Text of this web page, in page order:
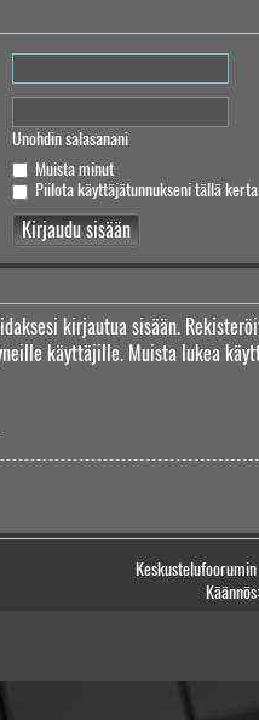
Unohdin salasanani
Muista minut
Piilota käyttäjätunnukseni tällä
kirjautua sisään.
käyttäjille. Muista lukea